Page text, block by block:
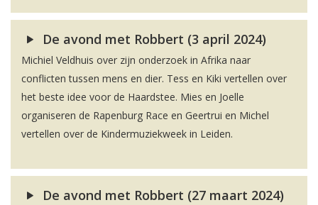
De avond met Robbert (3 april 2024)
Michiel Veldhuis over zijn onderzoek in Afrika naar
conflicten tussen mens en dier. Tess en Kiki vertellen over
het beste idee voor de Haardstee. Mies en Joelle
organiseren de Rapenburg Race en Geertrui en Michel
vertellen over de Kindermuziekweek in Leiden.
De avond met Robbert (27 maart 2024)